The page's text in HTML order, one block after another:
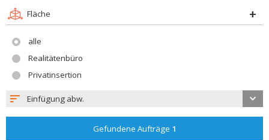
Fläche
alle
Realitätenbüro
Privatinsertion
Einfügung abw.
Gefundene Aufträge 1